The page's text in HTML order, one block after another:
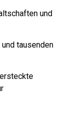
und
tausenden